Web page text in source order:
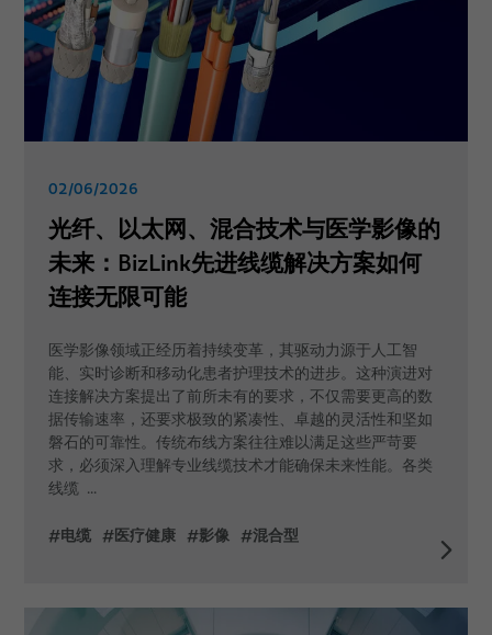
02/06/2026
光纤、以太网、混合技术与医学影像的
未来：BizLink先进线缆解决方案如何
连接无限可能
医学影像领域正经历着持续变革，其驱动力源于人工智
能、实时诊断和移动化患者护理技术的进步。这种演进对
连接解决方案提出了前所未有的要求，不仅需要更高的数
据传输速率，还要求极致的紧凑性、卓越的灵活性和坚如
磐石的可靠性。传统布线方案往往难以满足这些严苛要
求，必须深入理解专业线缆技术才能确保未来性能。各类
线缆 ...
#电缆 #医疗健康 #影像 #混合型